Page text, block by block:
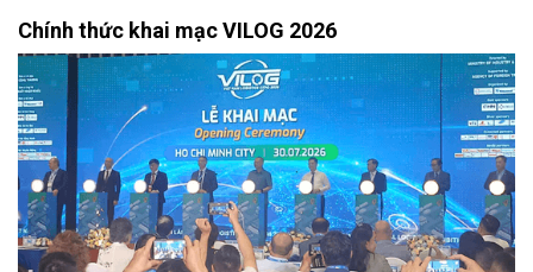
Chính thức khai mạc VILOG 2026